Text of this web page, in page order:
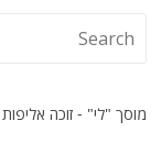
מוסך "לי" - זוכה